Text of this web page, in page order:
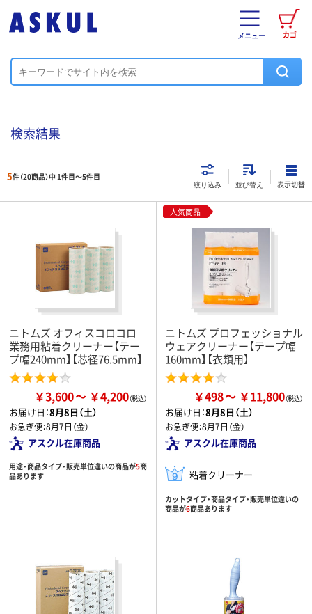
カゴ
メニュー
検索結果
5件（20商品）中 1件目～5件目
絞り込み 並び替え 表示切替
ニトムズ オフィスコロコロ
業務用粘着クリーナー【テー
プ幅240mm】【芯径76.5mm】
￥3,600 ￥4,200
お届け日：8月8日（土）
お急ぎ便：8月7日（金）
アスクル在庫商品
用途・商品タイプ・販売単位違いの商品が5商
品あります
人気商品
ニトムズ プロフェッショナル
ウェアクリーナー【テープ幅
160mm】【衣類用】
￥498 ￥11,800
お届け日：8月8日（土）
お急ぎ便：8月7日（金）
アスクル在庫商品
粘着クリーナー
カットタイプ・商品タイプ・販売単位違いの
商品が6商品あります